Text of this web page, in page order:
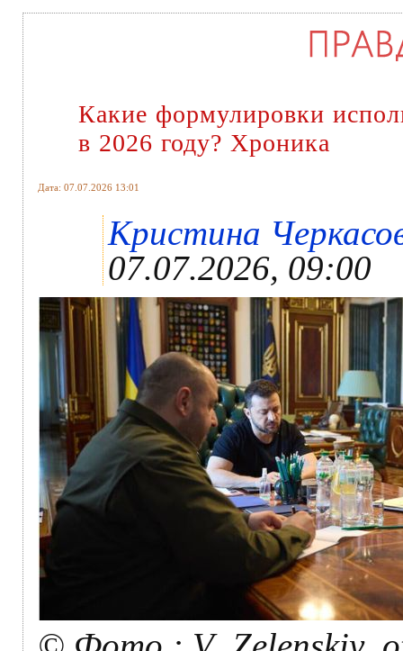
Какие формулировки
в 2026 году? Хроника
Дата: 07.07.2026 13:01
Кристина
07.07.2026, 09:00